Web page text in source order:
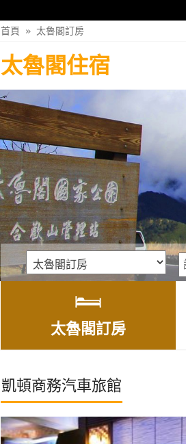
首頁 » 太魯閣訂房
太魯閣住宿
太魯閣訂房
凱頓商務汽車旅館